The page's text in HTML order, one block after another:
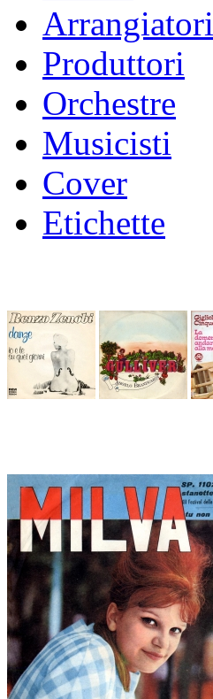
Arrangiatori
Produttori
Orchestre
Musicisti
Cover
Etichette